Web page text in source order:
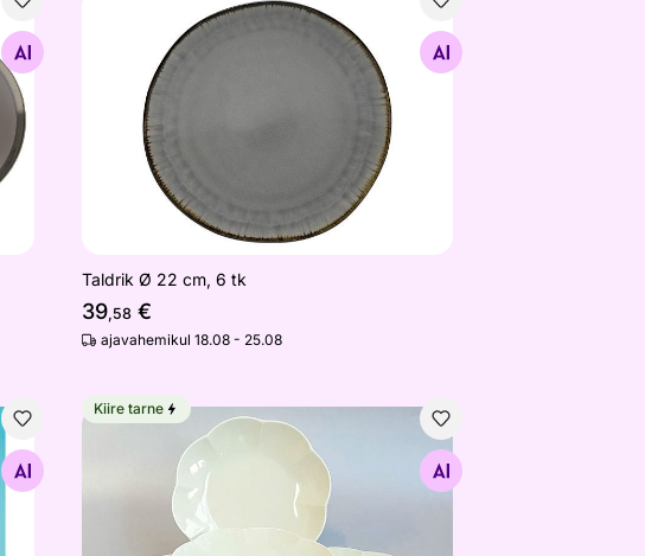
Taldrik Ø 22 cm, 6 tk
Otsi sarnaseid
Taldrik Ø 22 cm, 6 tk
39,58€
ajavahemikul 18.08 - 25.08
Desserttaldrik Naomi Ø 22 cm, 4 tk
Otsi sarnaseid
Kiire tarne